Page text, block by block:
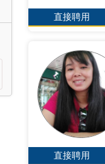
直接聘用
直接聘用